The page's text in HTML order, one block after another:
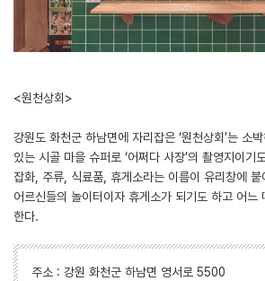
<원천상회>
강원도 화천군 하남면에 자리잡은 ‘원천상회’는 소
있는 시골 마을 슈퍼로 ‘어쩌다 사장’의 촬영지이기
잡화, 주류, 식료품, 휴게소라는 이름이 유리창에
어르신들의 놀이터이자 휴게소가 되기도 하고 어느
한다.
주소 : 강원 화천군 하남면 영서로 5500